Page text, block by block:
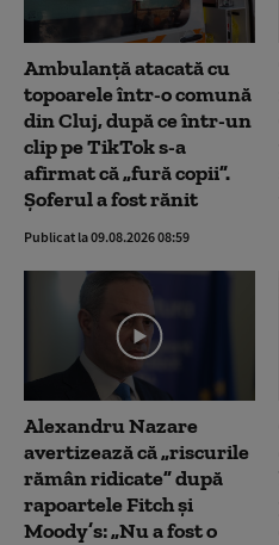
Ambulanţă atacată cu
topoarele într-o comună
din Cluj, după ce într-un
clip pe TikTok s-a
afirmat că „fură copii”.
Șoferul a fost rănit
Publicat la 09.08.2026 08:59
Alexandru Nazare
avertizează că „riscurile
rămân ridicate” după
rapoartele Fitch și
Moody’s: „Nu a fost o